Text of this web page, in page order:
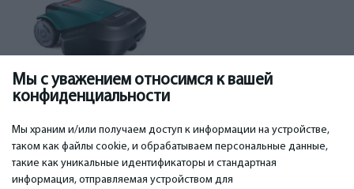
Мы с уважением относимся к вашей
конфиденциальности
Мы храним и/или получаем доступ к информации на устройстве,
таком как файлы cookie, и обрабатываем персональные данные,
такие как уникальные идентификаторы и стандартная
информация, отправляемая устройством для